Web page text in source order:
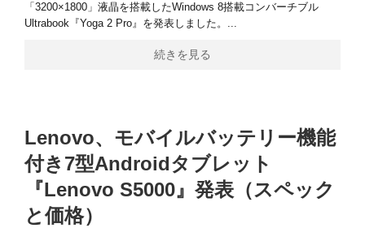
「3200×1800」液晶を搭載したWindows 8搭載コンバーチブル
Ultrabook『Yoga 2 Pro』を発表しました。...
続きを見る
Lenovo、モバイルバッテリー機能
付き7型Androidタブレット
『Lenovo S5000』発表（スペック
と価格）